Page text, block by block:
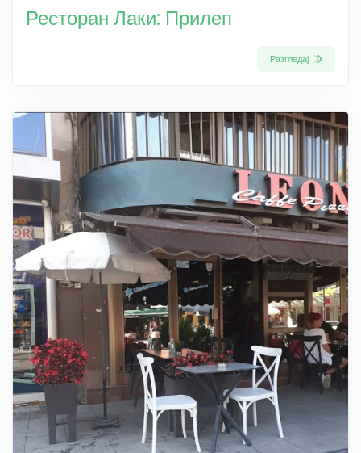
Ресторан Лаки: Прилеп
Разгледај